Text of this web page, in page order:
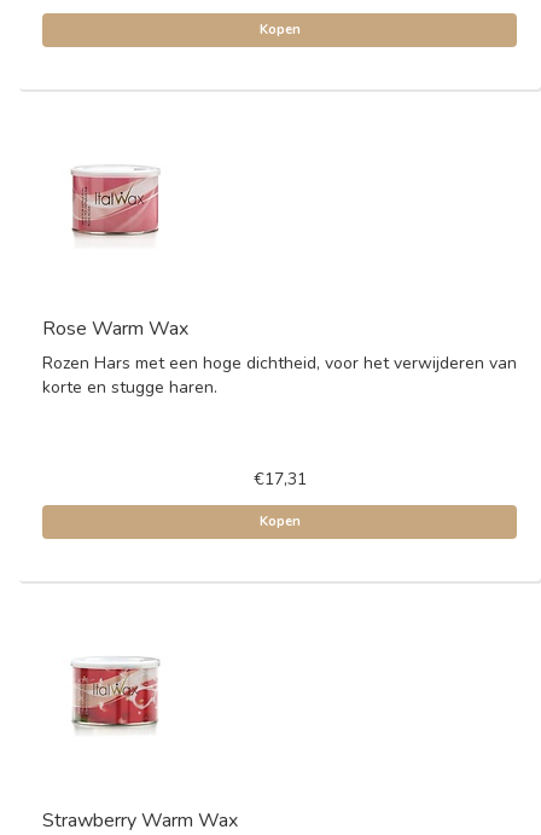
Kopen
Rose Warm Wax
Rozen Hars met een hoge dichtheid, voor het verwijderen van
korte en stugge haren.
€17,31
Kopen
Strawberry Warm Wax